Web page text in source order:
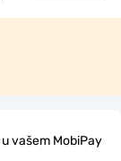
u vašem MobiPay